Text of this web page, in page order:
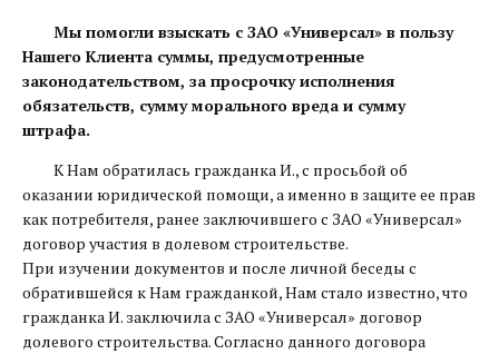
Мы помогли взыскать с ЗАО «Универсал» в пользу
Нашего Клиента суммы, предусмотренные
законодательством, за просрочку исполнения
обязательств, сумму морального вреда и сумму
штрафа.
К Нам обратилась гражданка И., с просьбой об
оказании юридической помощи, а именно в защите ее прав
как потребителя, ранее заключившего с ЗАО «Универсал»
договор участия в долевом строительстве.
При изучении документов и после личной беседы с
обратившейся к Нам гражданкой, Нам стало известно, что
гражданка И. заключила с ЗАО «Универсал» договор
долевого строительства. Согласно данного договора